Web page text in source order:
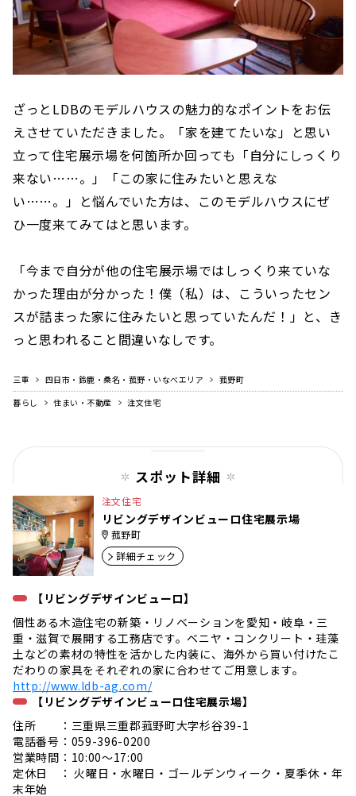
ざっとLDBのモデルハウスの魅力的なポイントをお伝
えさせていただきました。「家を建てたいな」と思い
立って住宅展示場を何箇所か回っても「自分にしっくり
来ない……。」「この家に住みたいと思えな
い……。」と悩んでいた方は、このモデルハウスにぜ
ひ一度来てみてはと思います。
「今まで自分が他の住宅展示場ではしっくり来ていな
かった理由が分かった！僕（私）は、こういったセン
スが詰まった家に住みたいと思っていたんだ！」と、き
っと思われること間違いなしです。
三重 四日市・鈴鹿・桑名・菰野・いなべエリア
菰野町
暮らし
住まい・不動産 注文住宅
スポット詳細
注文住宅
リビングデザインビューロ住宅展示場
菰野町
詳細チェック
【リビングデザインビューロ】
個性ある木造住宅の新築・リノベーションを愛知・岐阜・三
重・滋賀で展開する工務店です。ベニヤ・コンクリート・珪藻
土などの素材の特性を活かした内装に、海外から買い付けたこ
だわりの家具をそれぞれの家に合わせてご用意します。
http://www.ldb-ag.com/
【リビングデザインビューロ住宅展示場】
住所 ：三重県三重郡菰野町大字杉谷39-1
電話番号：059-396-0200
営業時間：10:00〜17:00
定休日 ： 火曜日・水曜日・ゴールデンウィーク・夏季休・年
末年始